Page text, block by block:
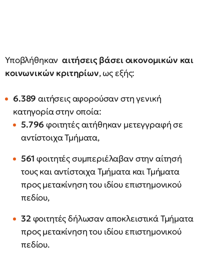
Υποβλήθηκαν αιτήσεις βάσει οικονομικών και
κοινωνικών κριτηρίων, ως εξής:
6.389 αιτήσεις αφορούσαν στη γενική
κατηγορία στην οποία:
5.796 φοιτητές αιτήθηκαν μετεγγραφή σε
αντίστοιχα Τμήματα,
561 φοιτητές συμπεριέλαβαν στην αίτησή
τους και αντίστοιχα Τμήματα και Τμήματα
προς μετακίνηση του ιδίου επιστημονικού
πεδίου,
32φοιτητές δήλωσαν αποκλειστικά Τμήματα
προς μετακίνηση του ιδίου επιστημονικού
πεδίου.